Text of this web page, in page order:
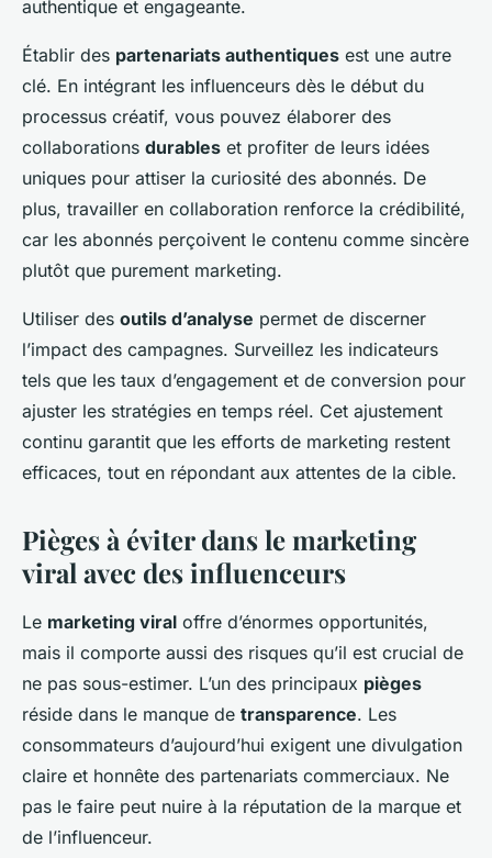
authentique et engageante.
Établir des partenariats authentiques est une autre
clé. En intégrant les influenceurs dès le début du
processus créatif, vous pouvez élaborer des
collaborations durables et profiter de leurs idées
uniques pour attiser la curiosité des abonnés. De
plus, travailler en collaboration renforce la crédibilité,
car les abonnés perçoivent le contenu comme sincère
plutôt que purement marketing.
Utiliser des outils d’analyse permet de discerner
l’impact des campagnes. Surveillez les indicateurs
tels que les taux d’engagement et de conversion pour
ajuster les stratégies en temps réel. Cet ajustement
continu garantit que les efforts de marketing restent
efficaces, tout en répondant aux attentes de la cible.
Pièges à éviter dans le marketing
viral avec des influenceurs
Le marketing viral offre d’énormes opportunités,
mais il comporte aussi des risques qu’il est crucial de
ne pas sous-estimer. L’un des principaux pièges
réside dans le manque de transparence. Les
consommateurs d’aujourd’hui exigent une divulgation
claire et honnête des partenariats commerciaux. Ne
pas le faire peut nuire à la réputation de la marque et
de l’influenceur.